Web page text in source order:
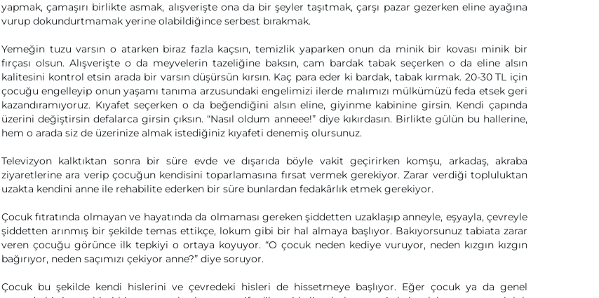
yapmak, çamaşırı birlikte asmak, alışverişte ona da bir şeyler taşıtmak, çarşı pazar gezerken eline ayağına
vurup dokundurtmamak yerine olabildiğince serbest bırakmak.
Yemeğin tuzu varsın o atarken biraz fazla kaçsın, temizlik yaparken onun da minik bir kovası minik bir
fırçası olsun. Alışverişte o da meyvelerin tazeliğine baksın, cam bardak tabak seçerken o da eline alsın
kalitesini kontrol etsin arada bir varsın düşürsün kırsın. Kaç para eder ki bardak, tabak kırmak. 20-30 TL için
çocuğu engelleyip onun yaşamı tanıma arzusundaki engelimizi ilerde malımızı mülkümüzü feda etsek geri
kazandıramıyoruz. Kıyafet seçerken o da beğendiğini alsın eline, giyinme kabinine girsin. Kendi çapında
üzerini değiştirsin defalarca girsin çıksın. “Nasıl oldum anneee!” diye kıkırdasın. Birlikte gülün bu hallerine,
hem o arada siz de üzerinize almak istediğiniz kıyafeti denemiş olursunuz.
Televizyon kalktıktan sonra bir süre evde ve dışarıda böyle vakit geçirirken komşu, arkadaş, akraba
ziyaretlerine ara verip çocuğun kendisini toparlamasına fırsat vermek gerekiyor. Zarar verdiği topluluktan
uzakta kendini anne ile rehabilite ederken bir süre bunlardan fedakârlık etmek gerekiyor.
Çocuk fıtratında olmayan ve hayatında da olmaması gereken şiddetten uzaklaşıp anneyle, eşyayla, çevreyle
şiddetten arınmış bir şekilde temas ettikçe, lokum gibi bir hal almaya başlıyor. Bakıyorsunuz tabiata zarar
veren çocuğu görünce ilk tepkiyi o ortaya koyuyor. “O çocuk neden kediye vuruyor, neden kızgın kızgın
bağırıyor, neden saçımızı çekiyor anne?” diye soruyor.
Çocuk bu şekilde kendi hislerini ve çevredeki hisleri de hissetmeye başlıyor. Eğer çocuk ya da genel